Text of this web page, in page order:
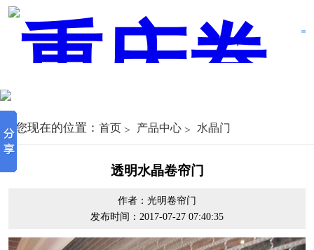
您现在的位置： 首页 产品中心 水晶门
透明水晶卷帘门
作者：光明卷帘门
发布时间：2017-07-27 07:40:35